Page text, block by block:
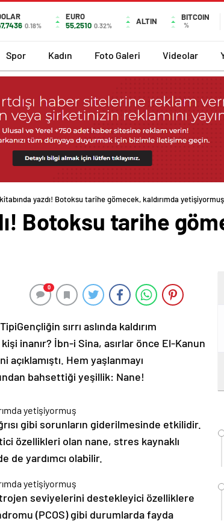
0.18%
EURO
55,2510 0.32% ALTIN BITCOIN
%
Spor Kadın Foto Galeri Videolar
yazdı! Botoksu tarihe gömecek, kaldırımda yetişiyormuş
Botoksu tarihe
0
Gençliğin sırrı aslında kaldırım
inanır? İbn-i Sina, asırlar önce El-Kanun
Hem yaşlanmayı
bahsettiği yeşillik: Nane!
gibi sorunların giderilmesinde etkilidir.
özellikleri olan nane, stres kaynaklı
yardımcı olabilir.
seviyelerini destekleyici özelliklere
(PCOS) gibi durumlarda fayda